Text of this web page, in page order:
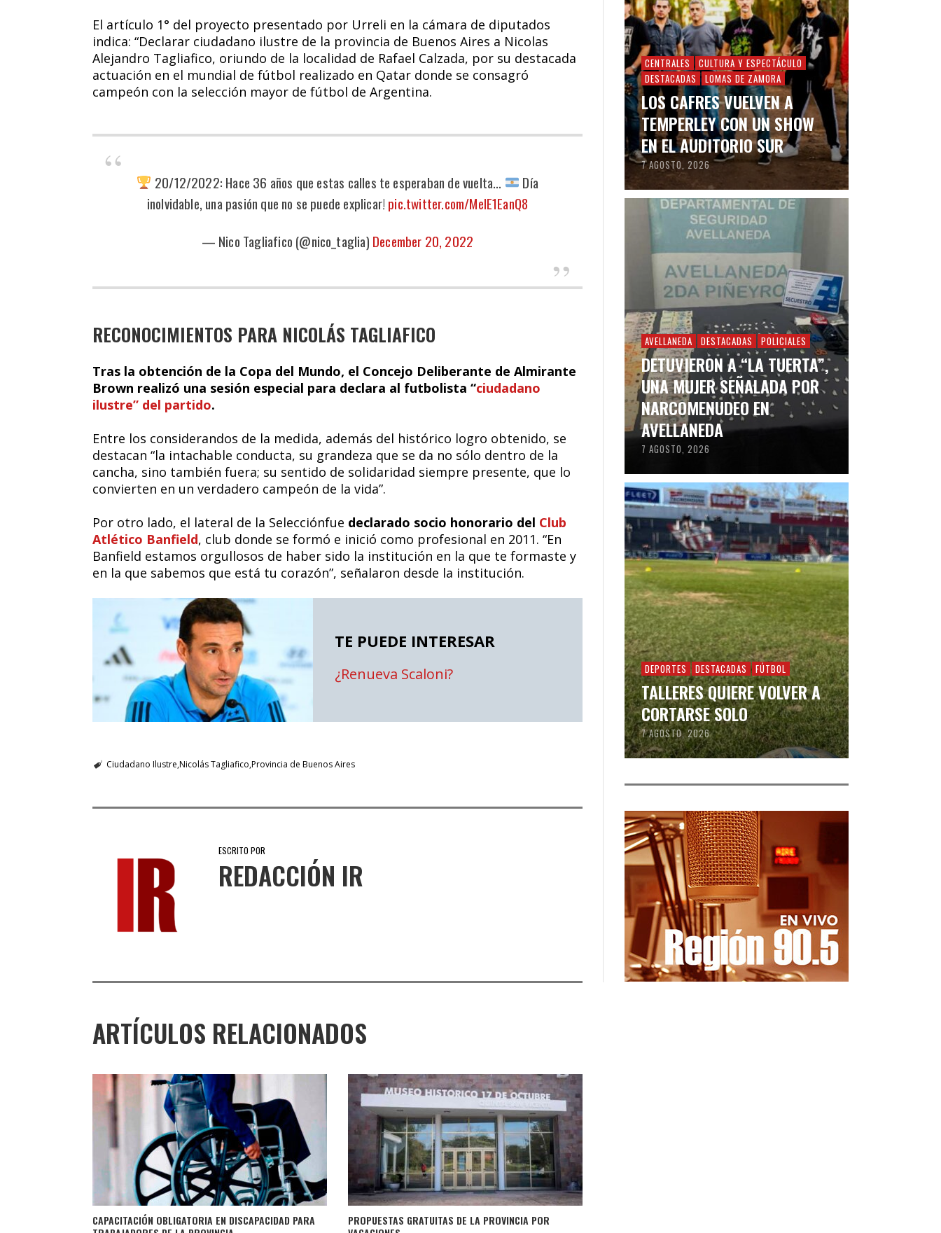
El artículo 1° del proyecto presentado por Urreli en la cámara de diputados
indica: “Declarar ciudadano ilustre de la provincia de Buenos Aires a Nicolas
Alejandro Tagliafico, oriundo de la localidad de Rafael Calzada, por su destacada
actuación en el mundial de fútbol realizado en Qatar donde se consagró
campeón con la selección mayor de fútbol de Argentina.
20/12/2022: Hace 36 años que estas calles te esperaban de vuelta…
Día
inolvidable, una pasión que no se puede explicar! pic.twitter.com/MelE1EanQ8
— Nico Tagliafico (@nico_taglia) December 20, 2022
RECONOCIMIENTOS PARA NICOLÁS TAGLIAFICO
Tras la obtención de la Copa del Mundo, el Concejo Deliberante de Almirante
Brown realizó una sesión especial para declara al futbolista “ciudadano
ilustre” del partido.
Entre los considerandos de la medida, además del histórico logro obtenido, se
destacan “la intachable conducta, su grandeza que se da no sólo dentro de la
cancha, sino también fuera; su sentido de solidaridad siempre presente, que lo
convierten en un verdadero campeón de la vida”.
Por otro lado, el lateral de la Selecciónfue declarado socio honorario del Club
Atlético Banfield, club donde se formó e inició como profesional en 2011. “En
Banfield estamos orgullosos de haber sido la institución en la que te formaste y
en la que sabemos que está tu corazón”, señalaron desde la institución.
TE PUEDE INTERESAR
¿Renueva Scaloni?
Ciudadano Ilustre Nicolás Tagliafico Provincia de Buenos Aires
ESCRITO POR
REDACCIÓN IR
ARTÍCULOS RELACIONADOS
CAPACITACIÓN OBLIGATORIA EN DISCAPACIDAD PARA
PROPUESTAS GRATUITAS DE LA PROVINCIA POR
CENTRALES
CULTURA Y ESPECTÁCULO
DESTACADAS
LOMAS DE ZAMORA
LOS CAFRES VUELVEN A
TEMPERLEY CON UN SHOW
EN EL AUDITORIO SUR
7 AGOSTO, 2026
AVELLANEDA DESTACADAS POLICIALES
DETUVIERON A “LA TUERTA”,
UNA MUJER SEÑALADA POR
NARCOMENUDEO EN
AVELLANEDA
7 AGOSTO, 2026
DEPORTES DESTACADAS FÚTBOL
TALLERES QUIERE VOLVER A
CORTARSE SOLO
7 AGOSTO, 2026